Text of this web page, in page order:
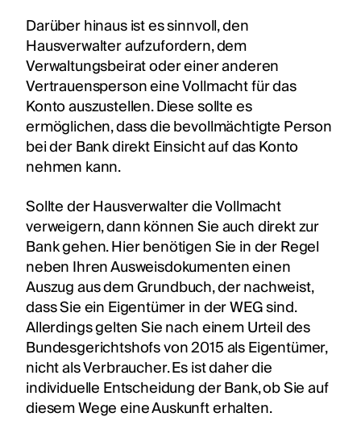
Darüber hinaus ist es sinnvoll, den
Hausverwalter aufzufordern, dem
Verwaltungsbeirat oder einer anderen
Vertrauensperson eine Vollmacht für das
Konto auszustellen. Diese sollte es
ermöglichen, dass die bevollmächtigte Person
bei der Bank direkt Einsicht auf das Konto
nehmen kann.
Sollte der Hausverwalter die Vollmacht
verweigern, dann können Sie auch direkt zur
Bank gehen. Hier benötigen Sie in der Regel
neben Ihren Ausweisdokumenten einen
Auszug aus dem Grundbuch, der nachweist,
dass Sie ein Eigentümer in der WEG sind.
Allerdings gelten Sie nach einem Urteil des
Bundesgerichtshofs von 2015 als Eigentümer,
nicht als Verbraucher. Es ist daher die
individuelle Entscheidung der Bank, ob Sie auf
diesem Wege eine Auskunft erhalten.